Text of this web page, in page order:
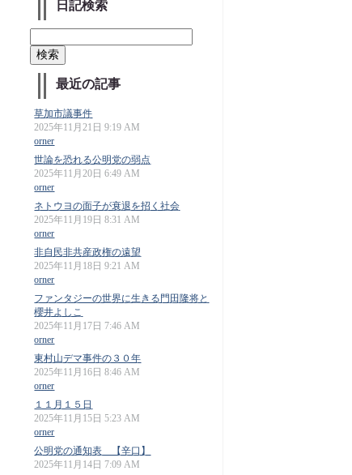
日記検索
最近の記事
草加市議事件
2025年11月21日 9:19 AM
orner
世論を恐れる公明党の弱点
2025年11月20日 6:49 AM
orner
ネトウヨの面子が衰退を招く社会
2025年11月19日 8:31 AM
orner
非自民非共産政権の遠望
2025年11月18日 9:21 AM
orner
ファンタジーの世界に生きる門田隆将と
櫻井よしこ
2025年11月17日 7:46 AM
orner
東村山デマ事件の３０年
2025年11月16日 8:46 AM
orner
１１月１５日
2025年11月15日 5:23 AM
orner
公明党の通知表 【辛口】
2025年11月14日 7:09 AM